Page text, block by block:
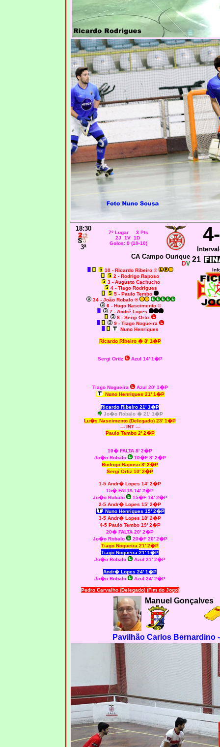
18:30
3ª
7º Lugar 3 Pts
2J 1V 1D
Golos: 0 (10-10)
CA Campo Ourique
DV 21
10 - Ricardo Ribeiro ®
2 - Rodrigo Raposo
3 - Augusto Cachucho
4 - Tiago Rodrigues
5 - Paulo Tembo
34 - João Robalo ®
6 - Hugo Nascimento ©
7 - André Lopes
8 - Sergi Ortiz
9 - Tiago Nogueira
Nuno Henriques
Ricardo Ribeiro �8' 1�P
Sergi Ortiz Azul 14' 1�P
Tiago Nogueira
Azul 20' 1�P
Nuno Henriques 21' 1�P
Ricardo Ribeiro 21' 1�P
Jo�o Robalo � 21' 1�P
Lu�s Nascimento (Delegado) 23' 1�P
--- INT ---
Paulo Tembo 2' 2�P
10� FALTA 8' 2�P
Jo�o Robalo
10�F 8' 2�P
Rodrigo Raposo 8' 2�P
Sergi Ortiz 10' 2�P
1-5 Andr� Lopes 14' 2�P
15� FALTA 14' 2�P
Jo�o Robalo
15�F 14' 2�P
2-5 Andr� Lopes 15' 2�P
Nuno Henriques 15' 2�P
3-5 Andr� Lopes 18' 2�P
4-5 Paulo Tembo 19' 2�P
20� FALTA 20' 2�P
Jo�o Robalo
20�F 20' 2�P
Tiago Nogueira 21' 2�P
Tiago Nogueira 21' 1�P
Jo�o Robalo
Azul 21' 2�P
Andr� Lopes 24' 1�P
Jo�o Robalo
Azul 24' 2�P
Pedro Carvalho (Delegado) (Fim do Jogo)
Manuel Gonçalves
Pavilhão Carlos Bernardino